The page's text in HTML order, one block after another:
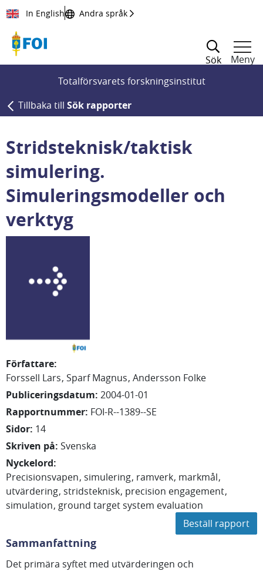
Till innehållet
In English Andra språk
Sök
Meny
Totalförsvarets forskningsinstitut
Tillbaka till Sök rapporter
Stridsteknisk/taktisk
simulering.
Simuleringsmodeller och
verktyg
Författare:
Forssell Lars Sparf Magnus Andersson Folke
Publiceringsdatum: 2004-01-01
Rapportnummer: FOI-R--1389--SE
Sidor: 14
Skriven på: Svenska
Nyckelord:
Precisionsvapen simulering ramverk markmål
utvärdering stridsteknisk precision engagement
simulation ground target system evaluation
Beställ rapport
Sammanfattning
Det primära syftet med utvärderingen och